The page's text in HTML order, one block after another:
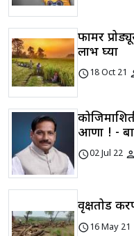
फार्मर
लाभ घ्या
schedule18 Oct 21
आणा ! -
schedule02 Jul 22 person
वृक्षतोड
schedule16 May 21